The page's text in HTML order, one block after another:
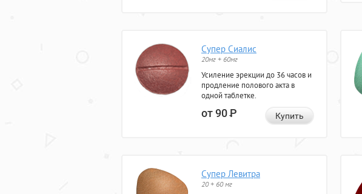
Супер Сиалис
20мг + 60мг
Усиление эрекции до 36 часов и
продление полового акта в
одной таблетке.
от 90Р Купить
Супер Левитра
20 + 60 мг